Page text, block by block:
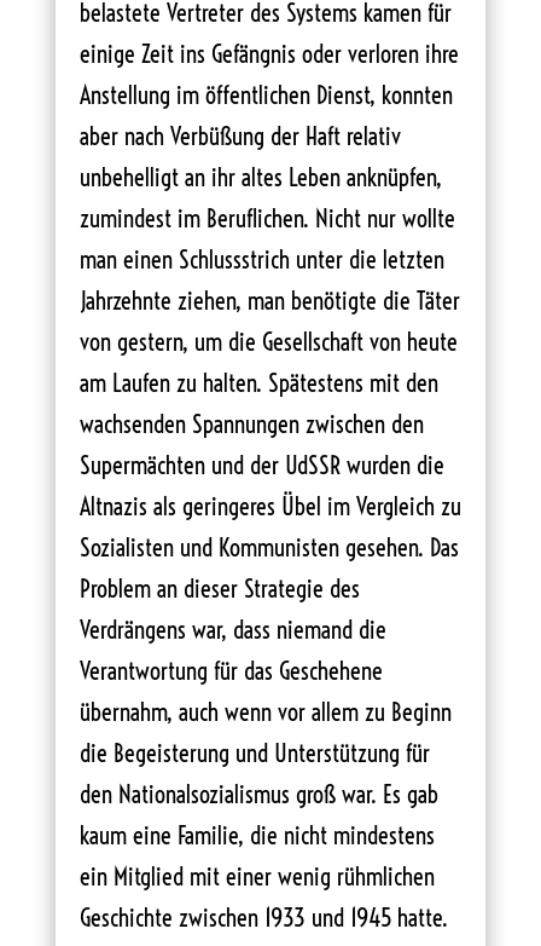
belastete Vertreter des Systems kamen für
einige Zeit ins Gefängnis oder verloren ihre
Anstellung im öffentlichen Dienst, konnten
aber nach Verbüßung der Haft relativ
unbehelligt an ihr altes Leben anknüpfen,
zumindest im Beruflichen. Nicht nur wollte
man einen Schlussstrich unter die letzten
Jahrzehnte ziehen, man benötigte die Täter
von gestern, um die Gesellschaft von heute
am Laufen zu halten. Spätestens mit den
wachsenden Spannungen zwischen den
Supermächten und der UdSSR wurden die
Altnazis als geringeres Übel im Vergleich zu
Sozialisten und Kommunisten gesehen. Das
Problem an dieser Strategie des
Verdrängens war, dass niemand die
Verantwortung für das Geschehene
übernahm, auch wenn vor allem zu Beginn
die Begeisterung und Unterstützung für
den Nationalsozialismus groß war. Es gab
kaum eine Familie, die nicht mindestens
ein Mitglied mit einer wenig rühmlichen
Geschichte zwischen 1933 und 1945 hatte.